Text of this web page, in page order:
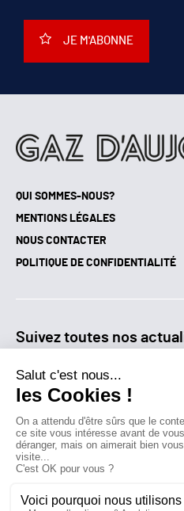
QUI SOMMES-NOUS?
MENTIONS LÉGALES
NOUS CONTACTER
POLITIQUE DE CONFIDENTIALITÉ
Suivez toutes nos
NEWSLETTER
Qui sommes-nous?
Contactez-nous
JE M'ABONNE